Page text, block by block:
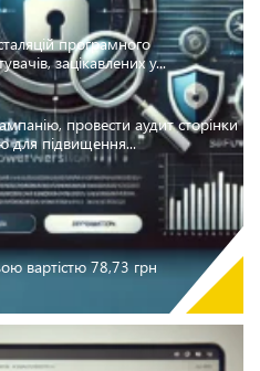
програмного
зацікавлених у...
провести аудит сторінки
для підвищення...
вартістю 78,73 грн